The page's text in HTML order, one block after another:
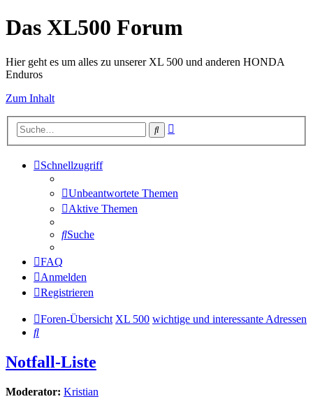
Das XL500 Forum
Hier geht es um alles zu unserer XL 500 und anderen HONDA
Enduros
Zum Inhalt
Suche
Schnellzugriff
Unbeantwortete Themen
Aktive Themen
Suche
FAQ
Anmelden
Registrieren
Foren-Übersicht XL 500 wichtige und interessante Adressen
Suche
Notfall-Liste
Moderator: Kristian